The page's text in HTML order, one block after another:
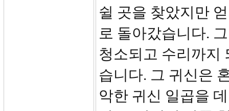
쉴 곳을 찾았지만
로 돌아갔습니다.
청소되고 수리까지
습니다. 그 귀신은
악한 귀신 일곱을